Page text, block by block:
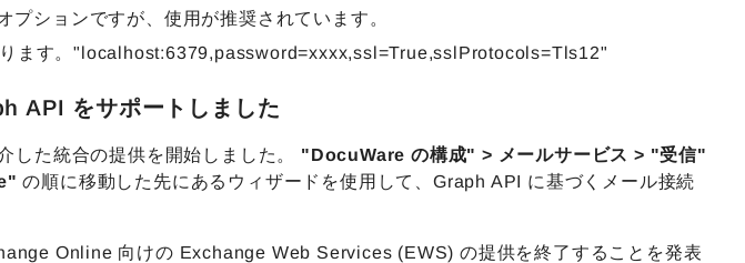
ションですが、使用が推奨されています。
ます。"localhost:6379,password=xxxx,ssl=True,sslProtocols=Tls12"
API をサポートしました
した統合の提供を開始しました。 "DocuWare の構成" > メールサービス > "受信"
の順に移動した先にあるウィザードを使用して、Graph API に基づくメール接続
Online 向けの Exchange Web Services (EWS) の提供を終了することを発表